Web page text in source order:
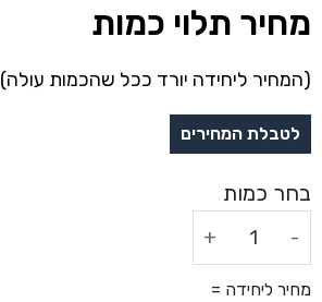
מחיר תלוי כמות
(המחיר ליחידה יורד ככל שהכמות עולה)
מחיר ליחידה =